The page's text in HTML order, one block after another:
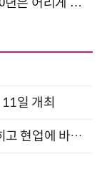
일 개최
단 하루, 이론과 실습으로 하네스를 익히고 현업에 바로 쓰는 핸즈온 워크숍 (8/20)